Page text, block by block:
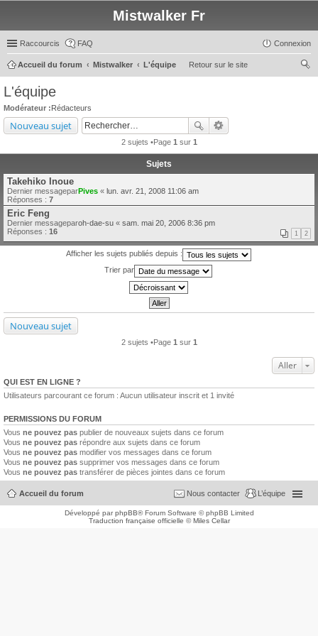
Mistwalker Fr
Raccourcis FAQ Connexion
Retour sur le site
Accueil du forum Mistwalker
L'équipe
L'équipe
Modérateur :Rédacteurs
Nouveau sujet
2 sujets •Page 1 sur 1
Sujets
Takehiko Inoue
Dernier messageparPives « lun. avr. 21, 2008 11:06 am
Réponses : 7
Eric Feng
Dernier messageparoh-dae-su « sam. mai 20, 2006 8:36 pm
Réponses : 16 1 2
Afficher les sujets publiés depuis :
Trier par
Nouveau sujet
2 sujets •Page 1 sur 1
Aller
QUI EST EN LIGNE ?
Utilisateurs parcourant ce forum : Aucun utilisateur inscrit et 1 invité
PERMISSIONS DU FORUM
Vous ne pouvez pas publier de nouveaux sujets dans ce forum
Vous ne pouvez pas répondre aux sujets dans ce forum
Vous ne pouvez pas modifier vos messages dans ce forum
Vous ne pouvez pas supprimer vos messages dans ce forum
Vous ne pouvez pas transférer de pièces jointes dans ce forum
Accueil du forum L’équipe
Nous contacter
Développé parphpBB® Forum Software © phpBB Limited
Traduction française officielle ©Miles Cellar